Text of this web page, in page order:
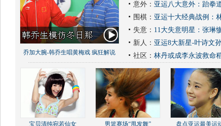
乔加大腕-韩乔生唱黄梅戏 疯狂解说
意外： 亚运八大意外：跆拳
围棋： 亚运十大经典战例：
失意： 11大失意明星：张琳
新人： 亚运8大新星-叶诗文
社区： 林丹或成李永波救命
宝贝清纯宛若仙女 男篮赛场“甩发舞” 盘点亚运最美运